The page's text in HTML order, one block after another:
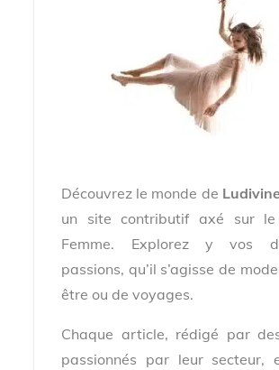
Découvrez le monde de
un site contributif axé sur le
Femme. Explorez y vos
passions, qu’il s’agisse de
être ou de voyages.
Chaque article, rédigé par
passionnés par leur secteur,